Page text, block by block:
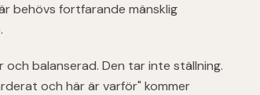
behövs fortfarande mänsklig
balanserad. Den tar inte ställning.
och här är varför" kommer